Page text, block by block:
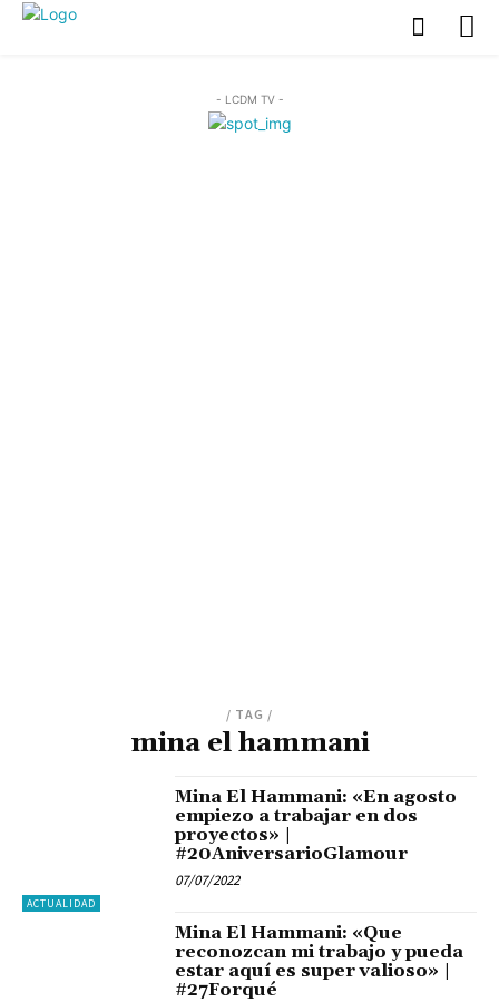
- LCDM TV -
/ TAG /
mina el hammani
ACTUALIDAD
Mina El Hammani: «En agosto
empiezo a trabajar en dos
proyectos» |
#20AniversarioGlamour
07/07/2022
Mina El Hammani: «Que
reconozcan mi trabajo y pueda
estar aquí es super valioso» |
#27Forqué